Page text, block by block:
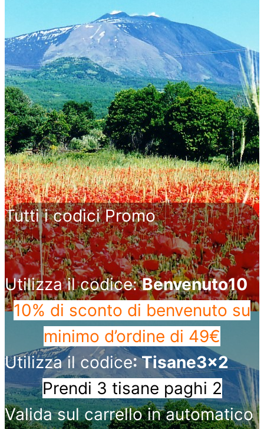
Tutti i codici Promo
Utilizza il codice:Benvenuto10
10% di sconto di benvenuto su
minimo d’ordine di 49€
Utilizza il codice: Tisane3x2
Prendi 3 tisane paghi 2
Valida sul carrello in automatico